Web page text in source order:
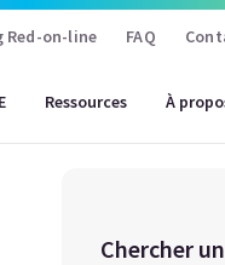
Red-on-line FAQ
Ressources À
Chercher